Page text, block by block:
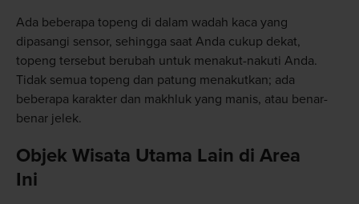
Ada beberapa topeng di dalam wadah kaca yang
dipasangi sensor, sehingga saat Anda cukup dekat,
topeng tersebut berubah untuk menakut-nakuti Anda.
Tidak semua topeng dan patung menakutkan; ada
beberapa karakter dan makhluk yang manis, atau benar-
benar jelek.
Objek Wisata Utama Lain di Area
Ini